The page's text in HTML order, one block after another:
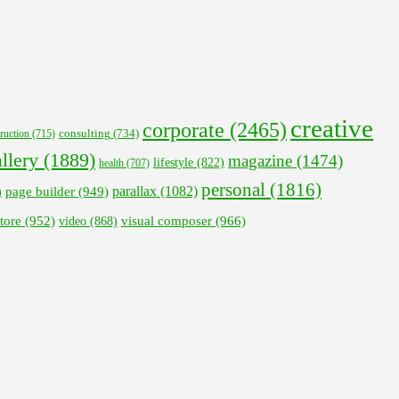
(715) consulting (734) corporate (2465) creative
(1889) health (707) lifestyle (822) magazine (1474)
page builder (949) parallax (1082) personal (1816)
(952) video (868) visual composer (966)